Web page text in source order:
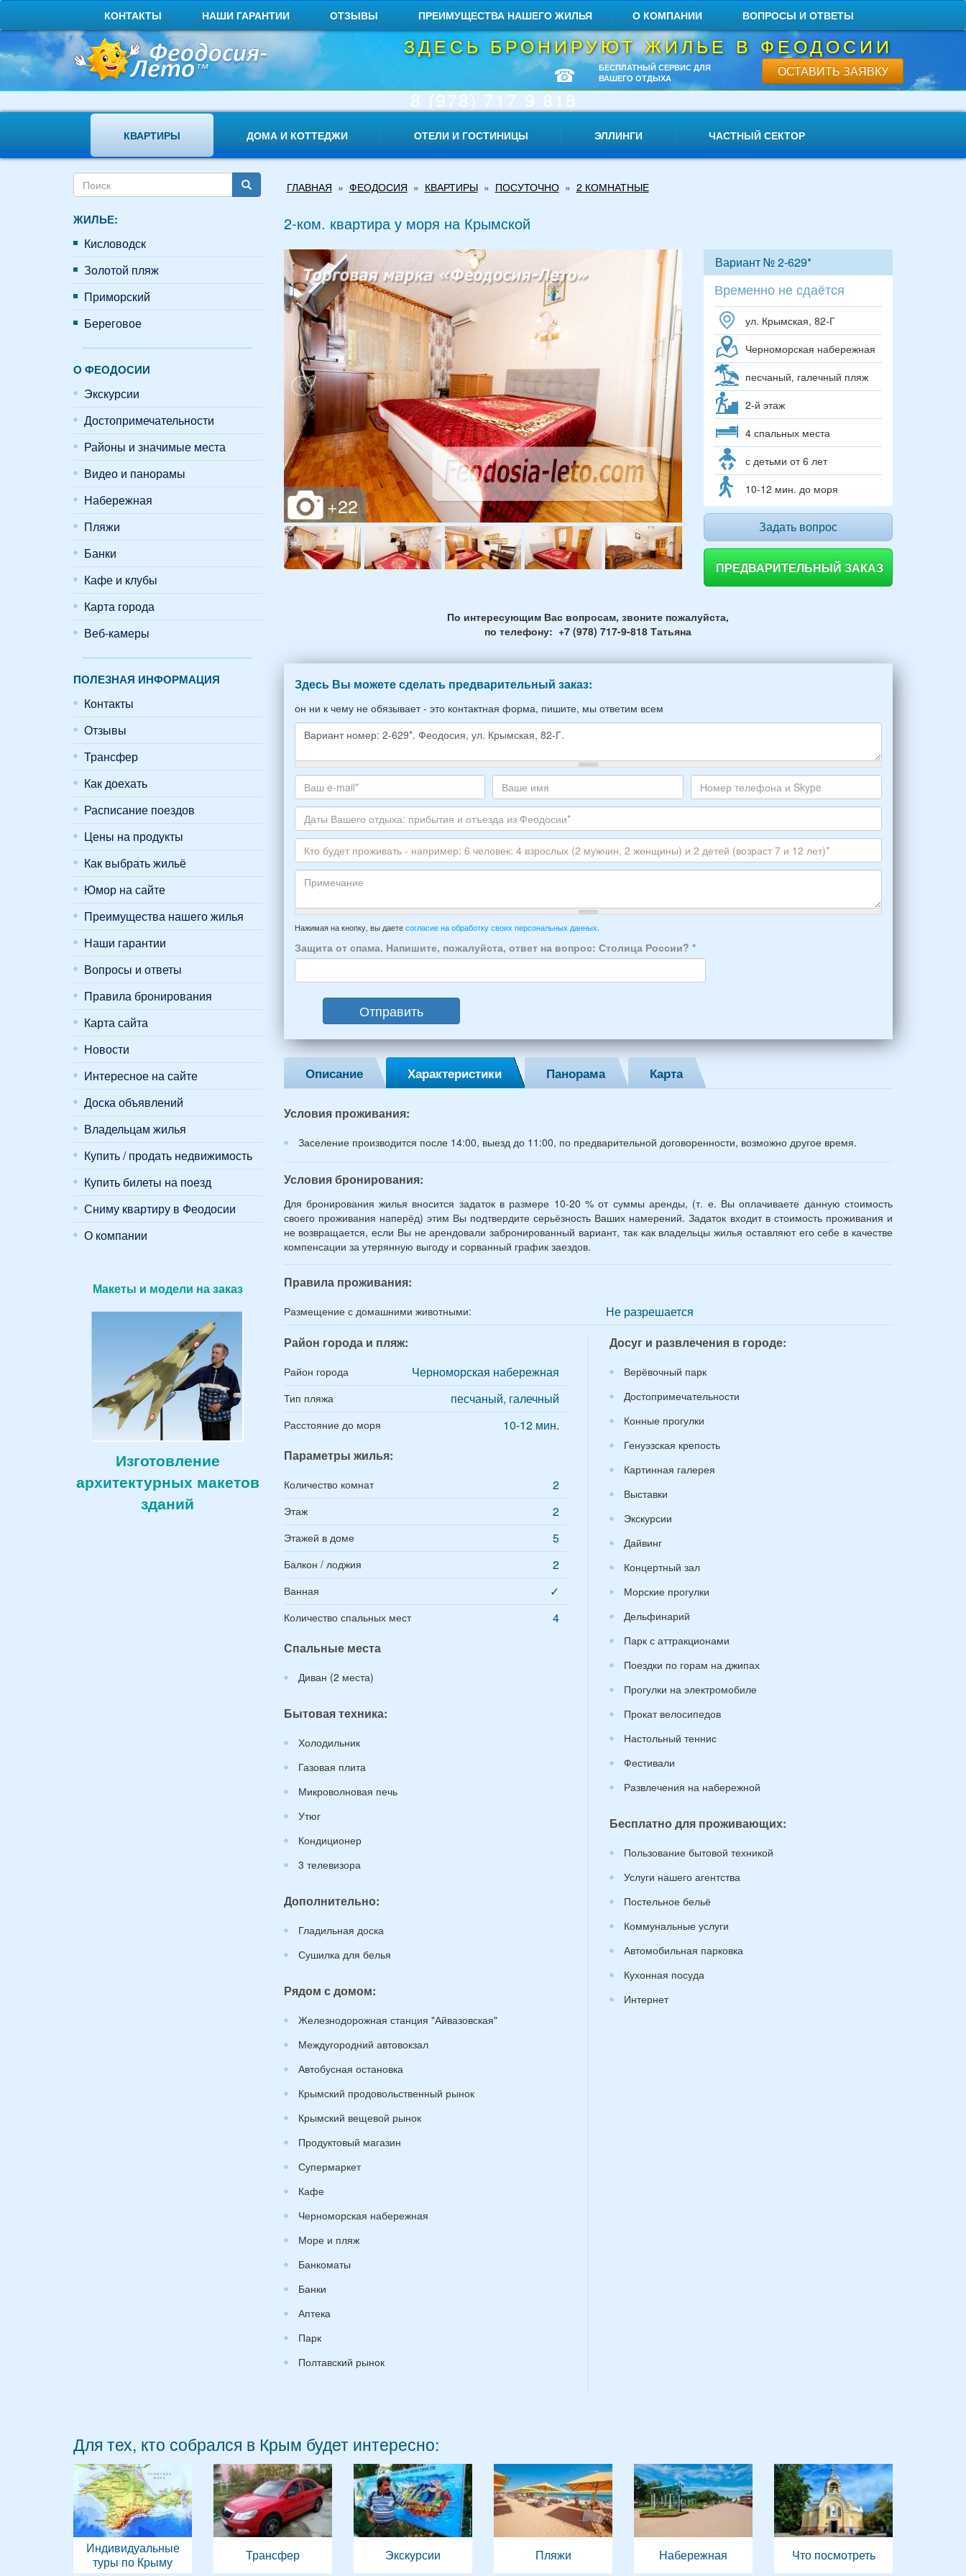
основному
содержанию
КОНТАКТЫ НАШИ ГАРАНТИИ ОТЗЫВЫ ПРЕИМУЩЕСТВА НАШЕГО ЖИЛЬЯ О КОМПАНИИ ВОПРОСЫ И ОТВЕТЫ
ЗДЕСЬ БРОНИРУЮТ ЖИЛЬЕ В ФЕОДОСИИ
☎
8 (978) 717 9 818
БЕСПЛАТНЫЙ СЕРВИС ДЛЯ
ВАШЕГО ОТДЫХА
ОСТАВИТЬ ЗАЯВКУ
КВАРТИРЫ ДОМА И КОТТЕДЖИ ОТЕЛИ И ГОСТИНИЦЫ ЭЛЛИНГИ ЧАСТНЫЙ СЕКТОР
Форма
поиска
ЖИЛЬЕ:
Кисловодск
Золотой пляж
Приморский
Береговое
О ФЕОДОСИИ
Экскурсии
Достопримечательности
Районы и значимые места
Видео и панорамы
Набережная
Пляжи
Банки
Кафе и клубы
Карта города
Веб-камеры
ПОЛЕЗНАЯ ИНФОРМАЦИЯ
Контакты
Отзывы
Трансфер
Как доехать
Расписание поездов
Цены на продукты
Как выбрать жильё
Юмор на сайте
Преимущества нашего жилья
Наши гарантии
Вопросы и ответы
Правила бронирования
Карта сайта
Новости
Интересное на сайте
Доска объявлений
Владельцам жилья
Купить / продать недвижимость
Купить билеты на поезд
Сниму квартиру в Феодосии
О компании
Макеты и модели на заказ
Изготовление
архитектурных макетов
зданий
здесь
ГЛАВНАЯ » ФЕОДОСИЯ » КВАРТИРЫ » ПОСУТОЧНО » 2 КОМНАТНЫЕ
2-ком. квартира у моря на Крымской
Вариант № 2-629*
Временно не сдаётся
ул. Крымская, 82-Г
Черноморская набережная
песчаный, галечный пляж
2-й этаж
4 спальных места
с детьми от 6 лет
10-12 мин. до моря
Задать вопрос
ПРЕДВАРИТЕЛЬНЫЙ ЗАКАЗ
По интересующим Вас вопросам, звоните пожалуйста,
по телефону: +7 (978) 717-9-818 Татьяна
Здесь Вы можете сделать предварительный заказ:
он ни к чему не обязывает - это контактная форма, пишите, мы ответим всем
Какое
жилье
хотите
снять,
укажите
пожалуйста
НОМЕР
варианта:
Ваш
адрес
электронной
почты
*
Ваше
имя
Номер
и
Skype
Даты
Вашего
отдыха:
прибытия
отъезда
из
*
Кто
будет
-
например:
6
человек:
взрослых
женщины)
и
детей
7
12
Примечание
Нажимая на кнопку, вы даете согласие на обработку своих персональных данных
Защита от спама. Напишите, пожалуйста, ответ на вопрос: Столица России? *
Отправить
Описание Характеристики Панорама Карта
Условия проживания:
Заселение производится после 14:00, выезд до 11:00, по предварительной договоренности, возможно другое время.
Условия бронирования:
Для бронирования жилья вносится задаток в размере 10-20 % от суммы аренды, (т. е. Вы оплачиваете данную стоимость
своего проживания наперёд) этим Вы подтвердите серьёзность Ваших намерений. Задаток входит в стоимость проживания и
не возвращается, если Вы не арендовали забронированный вариант, так как владельцы жилья оставляют его себе в качестве
компенсации за утерянную выгоду и сорванный график заездов.
Правила проживания:
Размещение с домашними животными:
Не разрешается
Район города и пляж:
Район города Черноморская набережная
Тип пляжа песчаный, галечный
Расстояние до моря
10-12 мин.
Параметры жилья:
Количество комнат 2
Этаж 2
Этажей в доме 5
Балкон / лоджия 2
Ванная ✓
Количество спальных мест
4
Спальные места
Диван (2 места)
Бытовая техника:
Холодильник
Газовая плита
Микроволновая печь
Утюг
Кондиционер
3 телевизора
Дополнительно:
Гладильная доска
Сушилка для белья
Рядом с домом:
Железнодорожная станция "Айвазовская"
Междугородний автовокзал
Автобусная остановка
Крымский продовольственный рынок
Крымский вещевой рынок
Продуктовый магазин
Супермаркет
Кафе
Черноморская набережная
Море и пляж
Банкоматы
Банки
Аптека
Парк
Полтавский рынок
Досуг и развлечения в городе:
Верёвочный парк
Достопримечательности
Конные прогулки
Генуэзская крепость
Картинная галерея
Выставки
Экскурсии
Дайвинг
Концертный зал
Морские прогулки
Дельфинарий
Парк с аттракционами
Поездки по горам на джипах
Прогулки на электромобиле
Прокат велосипедов
Настольный теннис
Фестивали
Развлечения на набережной
Бесплатно для проживающих:
Пользование бытовой техникой
Услуги нашего агентства
Постельное бельё
Коммунальные услуги
Автомобильная парковка
Кухонная посуда
Интернет
Для тех, кто собрался в Крым будет интересно:
Индивидуальные
туры по Крыму
Трансфер Экскурсии Пляжи Набережная Что посмотреть